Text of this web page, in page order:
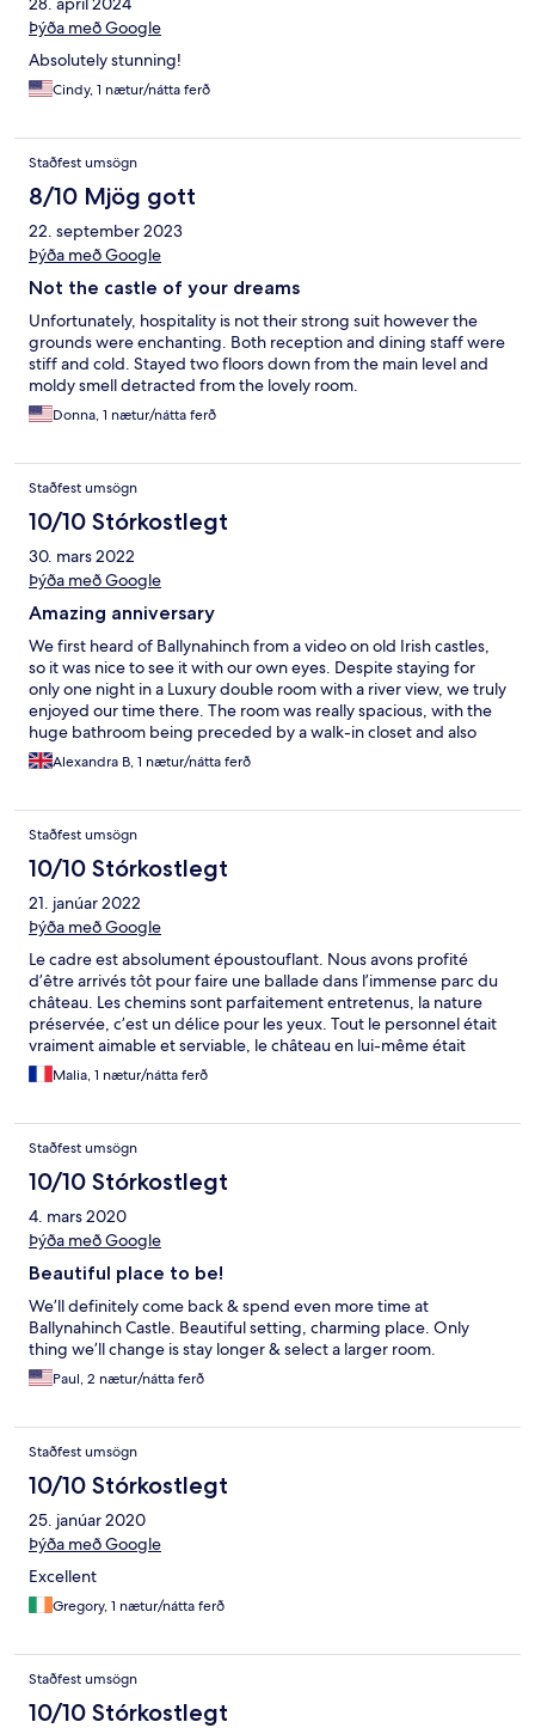
Þýða með Google
Absolutely stunning!
Cindy, 1 nætur/nátta ferð
Staðfest umsögn
8/10 Mjög gott
22. september 2023
Þýða með Google
Not the castle of your dreams
Unfortunately, hospitality is not their strong suit however the
grounds were enchanting. Both reception and dining staff were
stiff and cold. Stayed two floors down from the main level and
moldy smell detracted from the lovely room.
Donna, 1 nætur/nátta ferð
Staðfest umsögn
10/10 Stórkostlegt
30. mars 2022
Þýða með Google
Amazing anniversary
We first heard of Ballynahinch from a video on old Irish castles,
so it was nice to see it with our own eyes. Despite staying for
only one night in a Luxury double room with a river view, we truly
enjoyed our time there. The room was really spacious, with the
huge bathroom being preceded by a walk-in closet and also
having both a walk-in shower and a bathtub. Be it night or day,
the view from the room and outdoor patio was mesmerising.
card marking the occasion left in our room. Having arrived really
late, we only had time for dinner that evening and it was a great
experience. Both the drinks and food were interesting and
delicious. For breakfast we had a table with a nice river view and
the food options were plentiful. Before leaving, we also had a
lovely walk around the property, which is truly amazing. We
in the future. P.S. If you have the time, the Sky Road starting in
Clifden offers amazing views and is not to be missed.
Alexandra B, 1 nætur/nátta ferð
Staðfest umsögn
10/10 Stórkostlegt
21. janúar 2022
Þýða með Google
Le cadre est absolument époustouflant. Nous avons profité
d’être arrivés tôt pour faire une ballade dans l’immense parc du
château. Les chemins sont parfaitement entretenus, la nature
préservée, c’est un délice pour les yeux. Tout le personnel était
vraiment aimable et serviable, le château en lui-même était
magnifique et l’ambiance chaleureuse et reposante.
Malia, 1 nætur/nátta ferð
Staðfest umsögn
10/10 Stórkostlegt
4. mars 2020
Þýða með Google
Beautiful place to be!
We’ll definitely come back & spend even more time at
Ballynahinch Castle. Beautiful setting, charming place. Only
thing we’ll change is stay longer & select a larger room.
Paul, 2 nætur/nátta ferð
Staðfest umsögn
10/10 Stórkostlegt
25. janúar 2020
Þýða með Google
Excellent
Gregory, 1 nætur/nátta ferð
Staðfest umsögn
10/10 Stórkostlegt